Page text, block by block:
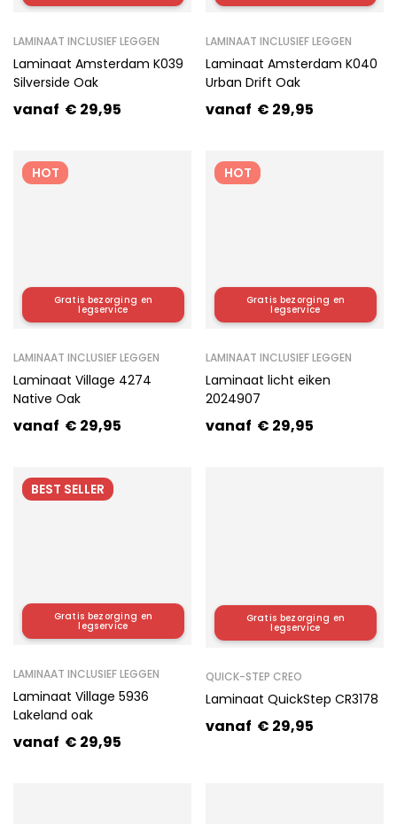
LAMINAAT INCLUSIEF LEGGEN
Laminaat Amsterdam K039
Silverside Oak
vanaf € 29,95
LAMINAAT INCLUSIEF LEGGEN
Laminaat Amsterdam K040
Urban Drift Oak
vanaf € 29,95
HOT
Gratis bezorging en
legservice
LAMINAAT INCLUSIEF LEGGEN
Laminaat Village 4274
Native Oak
vanaf € 29,95
HOT
Gratis bezorging en
legservice
LAMINAAT INCLUSIEF LEGGEN
Laminaat licht eiken
2024907
vanaf € 29,95
BEST SELLER
Gratis bezorging en
legservice
LAMINAAT INCLUSIEF LEGGEN
Laminaat Village 5936
Lakeland oak
vanaf € 29,95
Gratis bezorging en
legservice
QUICK-STEP CREO
Laminaat QuickStep CR3178
vanaf € 29,95